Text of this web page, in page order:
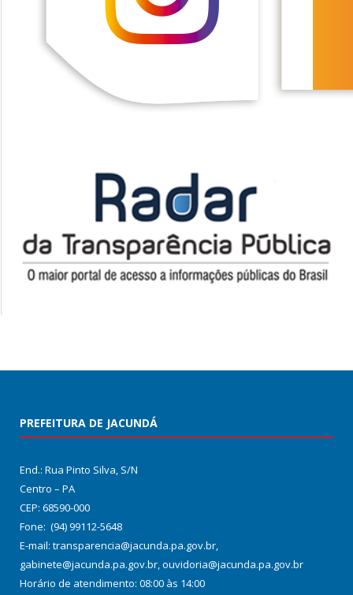
PREFEITURA DE JACUNDÁ
End.: Rua Pinto Silva, S/N
Centro – PA
CEP: 68590-000
Fone: (94) 99112-5648
E-mail: transparencia@jacunda.pa.gov.br,
gabinete@jacunda.pa.gov.br, ouvidoria@jacunda.pa.gov.br
Horário de atendimento: 08:00 às 14:00